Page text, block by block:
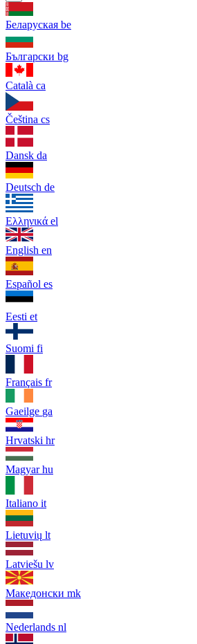
Беларуская be
Български bg
Català ca
Čeština cs
Dansk da
Deutsch de
Ελληνικά el
English en
Español es
Eesti et
Suomi fi
Français fr
Gaeilge ga
Hrvatski hr
Magyar hu
Italiano it
Lietuvių lt
Latviešu lv
Македонски mk
Nederlands nl